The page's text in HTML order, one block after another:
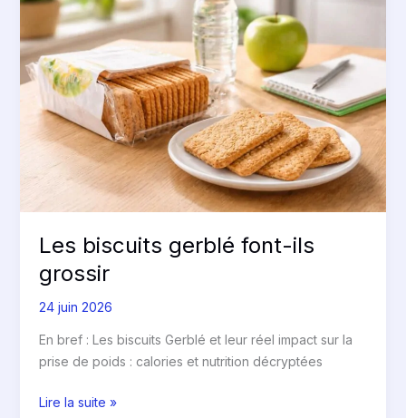
Les biscuits gerblé font-ils
grossir
24 juin 2026
En bref : Les biscuits Gerblé et leur réel impact sur la
prise de poids : calories et nutrition décryptées
gerblé
font-
ils
grossir
Lire la suite »